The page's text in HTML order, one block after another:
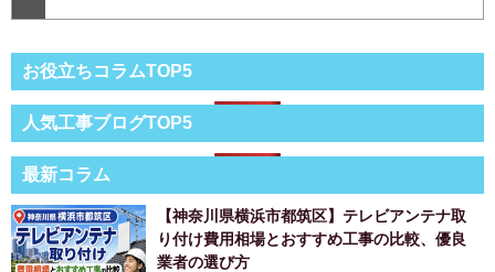
お役立ちコラムTOP5
人気工事ブログTOP5
最新コラム
【神奈川県横浜市都筑区】テレビアンテナ取
り付け費用相場とおすすめ工事の比較、優良
業者の選び方